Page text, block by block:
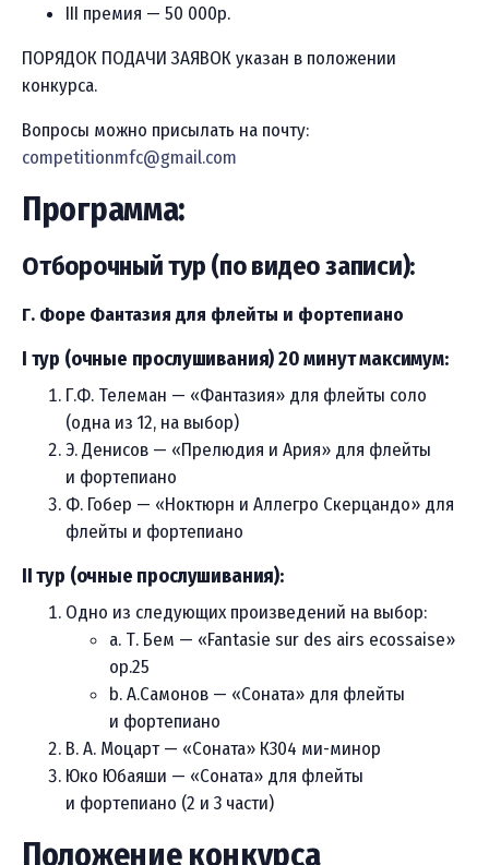
III премия — 50 000р.
ПОРЯДОК ПОДАЧИ ЗАЯВОК указан в положении
конкурса.
Вопросы можно присылать на почту:
competitionmfc@gmail.com
Программа:
Отборочный тур (по видео записи):
Г. Форе Фантазия для флейты и фортепиано
I тур (очные прослушивания) 20 минут максимум:
Г.Ф. Телеман — «Фантазия» для флейты соло
(одна из 12, на выбор)
Э. Денисов — «Прелюдия и Ария» для флейты
и фортепиано
Ф. Гобер — «Ноктюрн и Аллегро Скерцандо» для
флейты и фортепиано
II тур (очные прослушивания):
Одно из следующих произведений на выбор:
a. Т. Бем — «Fantasie sur des airs ecossaise»
op.25
b. А.Самонов — «Соната» для флейты
и фортепиано
В. А. Моцарт — «Соната» К304 ми-минор
Юко Юбаяши — «Соната» для флейты
и фортепиано (2 и 3 части)
Положение конкурса